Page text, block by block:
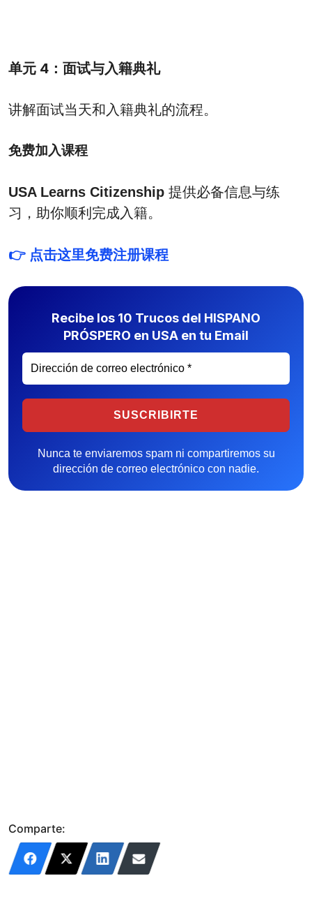
单元 4：面试与入籍典礼
讲解面试当天和入籍典礼的流程。
免费加入课程
USA Learns Citizenship 提供必备信息与练
习，助你顺利完成入籍。
👉 点击这里免费注册课程
Recibe los 10 Trucos del HISPANO
PRÓSPERO en USA en tu Email
Nunca te enviaremos spam ni compartiremos su
dirección de correo electrónico con nadie.
Comparte: